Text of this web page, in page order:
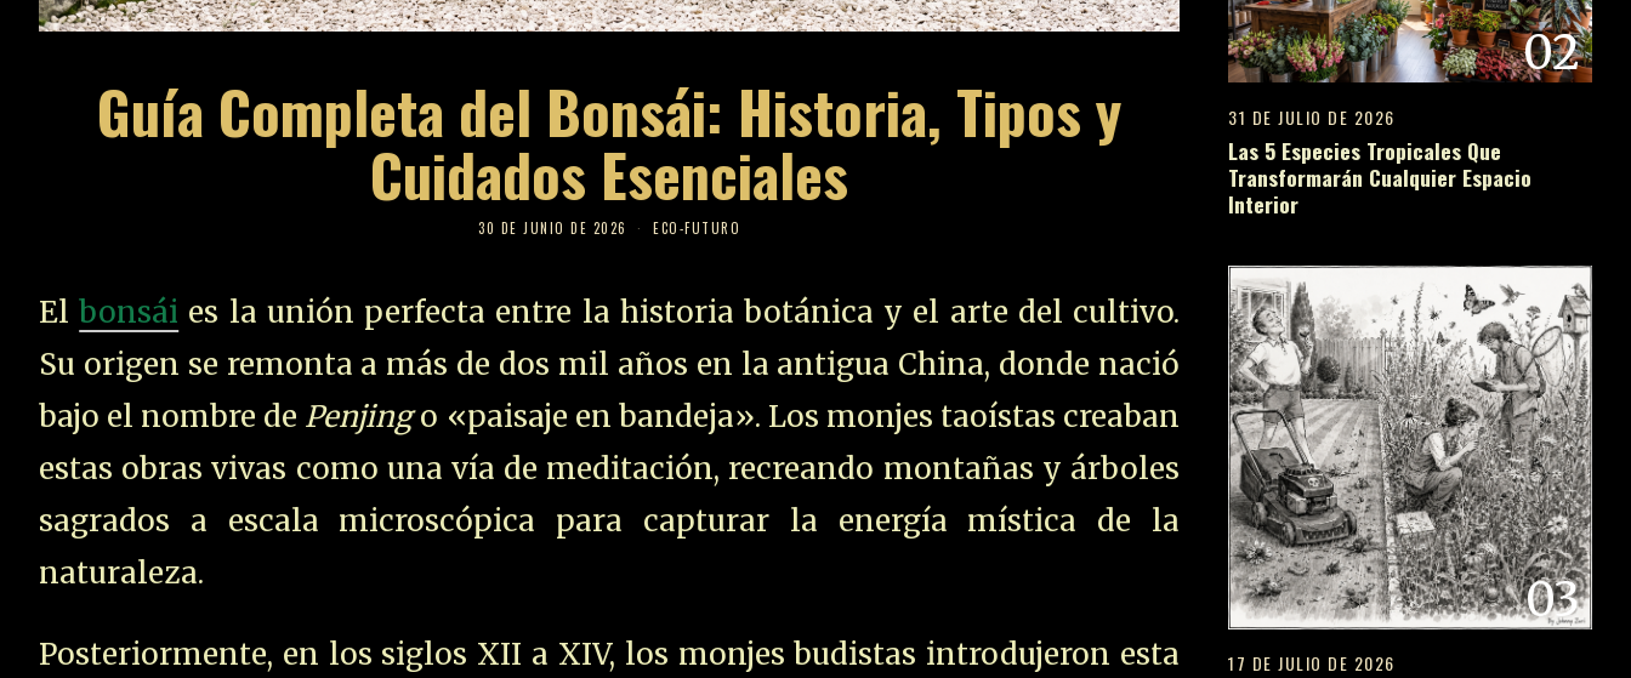
Guía Completa del Bonsái: Historia, Tipos y
Cuidados Esenciales
30 DE JUNIO DE 2026 ECO-FUTURO
Elbonsái es la unión perfecta entre la historia botánica y el arte del cultivo.
Su origen se remonta a más de dos mil años en la antigua China, donde nació
bajo el nombre de Penjingo «paisaje en bandeja». Los monjes taoístas creaban
estas obras vivas como una vía de meditación, recreando montañas y árboles
sagrados a escala microscópica para capturar la energía mística de la
naturaleza.
Posteriormente, en los siglos XII a XIV, los monjes budistas introdujeron esta
02
31 DE JULIO DE 2026
Las 5 Especies Tropicales Que
Transformarán Cualquier Espacio
Interior
03
17 DE JULIO DE 2026